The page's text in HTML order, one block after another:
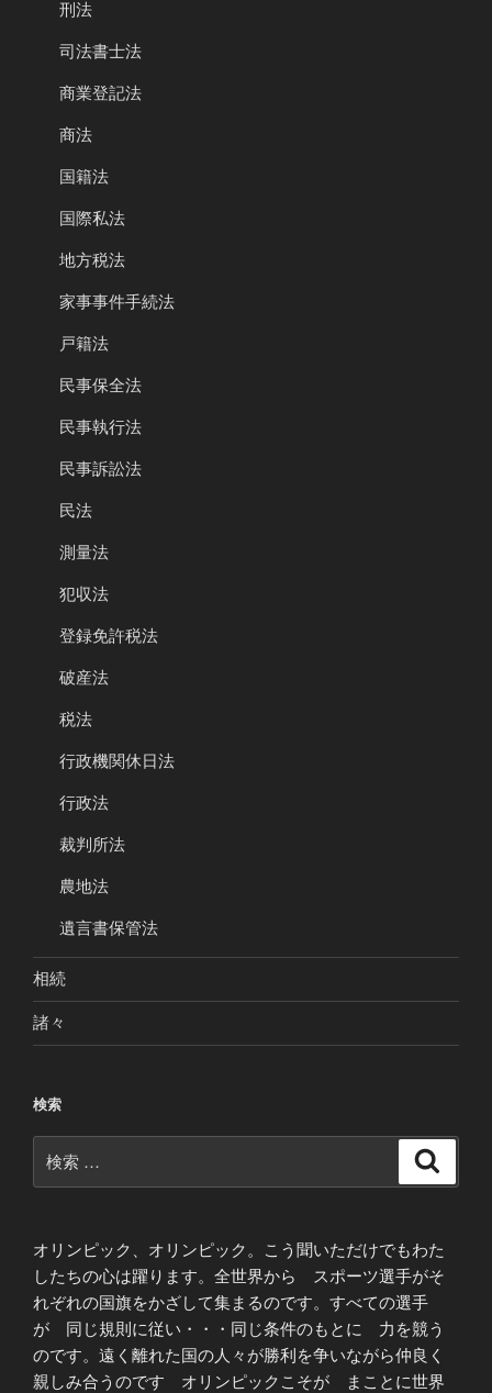
刑法
司法書士法
商業登記法
商法
国籍法
国際私法
地方税法
家事事件手続法
戸籍法
民事保全法
民事執行法
民事訴訟法
民法
測量法
犯収法
登録免許税法
破産法
税法
行政機関休日法
行政法
裁判所法
農地法
遺言書保管法
相続
諸々
検索
索:
オリンピック、オリンピック。こう聞いただけでもわた
したちの心は躍ります。全世界から スポーツ選手がそ
れぞれの国旗をかざして集まるのです。すべての選手
が 同じ規則に従い・・・同じ条件のもとに 力を競う
のです。遠く離れた国の人々が勝利を争いながら仲良く
親しみ合うのです オリンピックこそが まことに世界